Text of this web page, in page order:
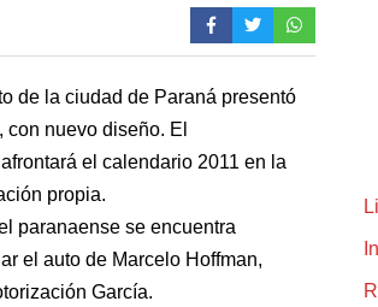
de la ciudad de Paraná presentó
nuevo diseño. El
el calendario 2011 en la
propia.
paranaense se encuentra
el auto de Marcelo Hoffman,
García.